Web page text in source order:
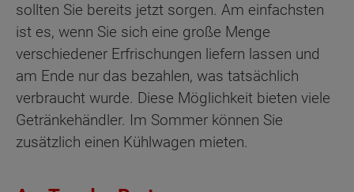
sollten Sie bereits jetzt sorgen. Am einfachsten
ist es, wenn Sie sich eine große Menge
verschiedener Erfrischungen liefern lassen und
am Ende nur das bezahlen, was tatsächlich
verbraucht wurde. Diese Möglichkeit bieten viele
Getränkehändler. Im Sommer können Sie
zusätzlich einen Kühlwagen mieten.